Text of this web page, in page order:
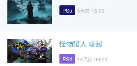
PS5 6天前 18:00
怪物猎人 崛起
PS4 13天前 00:24